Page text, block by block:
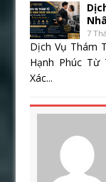
7
Dịch Vụ Thám
Hạnh Phúc
Xác...